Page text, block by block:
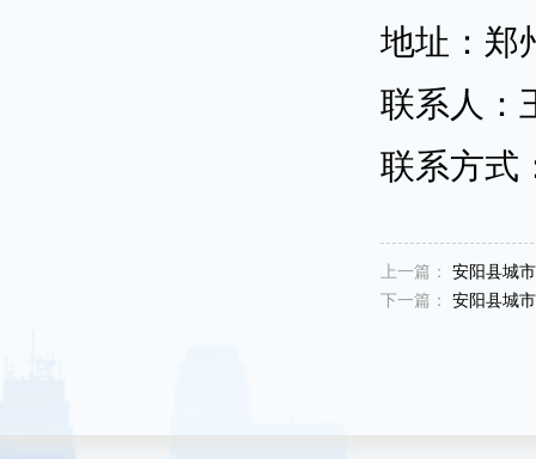
地址：郑
联系人：
联系方式
上一篇： 安阳县城
下一篇： 安阳县城